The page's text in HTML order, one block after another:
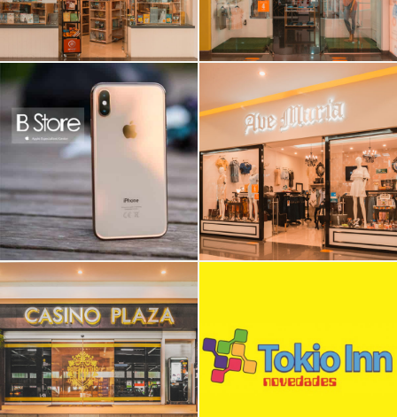
B STORE AVE MARÍA
CASINO PLAZA TOKIO INN